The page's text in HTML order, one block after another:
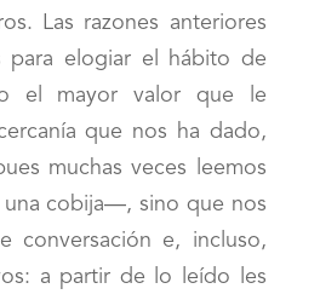
Las razones anteriores
para elogiar el hábito de
el mayor valor que le
que nos ha dado,
muchas veces leemos
una cobija—, sino que nos
conversación e, incluso,
a partir de lo leído les